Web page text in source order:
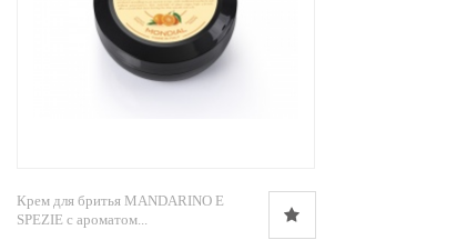
Крем для бритья MANDARINO E
SPEZIE с ароматом...